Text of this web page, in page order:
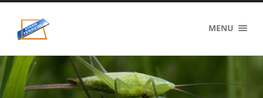
eigenzinnig
terrein
MENU